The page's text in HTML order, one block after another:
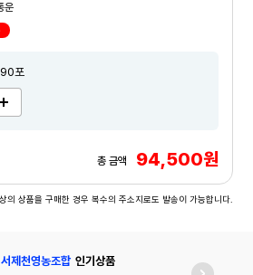
운
포
총 금액 94,500원
의 상품을 구매한 경우 복수의 주소지로도 발송이 가능합니다.
서제천영농조합 인기상품